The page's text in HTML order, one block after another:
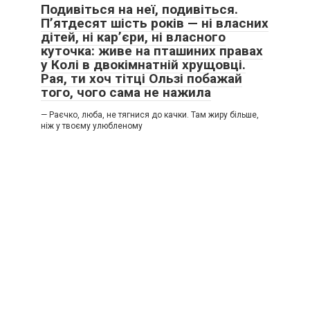
Подивіться на неї, подивіться.
П’ятдесят шість років — ні власних
дітей, ні кар’єри, ні власного
куточка: живе на пташиних правах
у Колі в двокімнатній хрущовці.
Рая, ти хоч тітці Ользі побажай
того, чого сама не нажила
— Раєчко, люба, не тягнися до качки. Там жиру більше,
ніж у твоєму улюбленому